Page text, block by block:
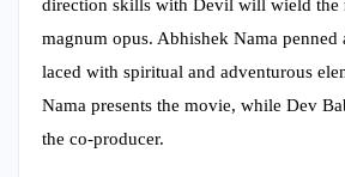
direction skills with Devil will wield the
magnum opus. Abhishek Nama
laced with spiritual and adventurous
Nama presents the movie, while Dev
the co-producer.